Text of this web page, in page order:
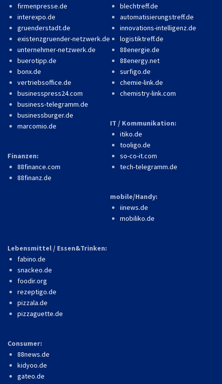
firmenpresse.de
interexpo.de
gruenderstadt.de
existenzgruender-netzwerk.de
unternehmer-netzwerk.de
buerotipp.de
bonx.de
vertriebsoffice.de
businesspress24.com
business-telegramm.de
businessburger.de
marcomio.de
Finanzen:
88finance.com
88finanz.de
blechtreff.de
automatisierungstreff.de
innovations-intelligenz.de
logistiktreff.de
88energie.de
88energy.net
surfigo.de
chemie-link.de
chemistry-link.com
IT / Kommunikation:
itiko.de
tooligo.de
so-co-it.com
tech-telegramm.de
mobile/Handy:
iinews.de
mobiliko.de
Lebensmittel / Essen&Trinken:
fabino.de
snackeo.de
foodir.org
rezeptigo.de
pizzala.de
pizzaguette.de
Consumer:
88news.de
kidyoo.de
gateo.de